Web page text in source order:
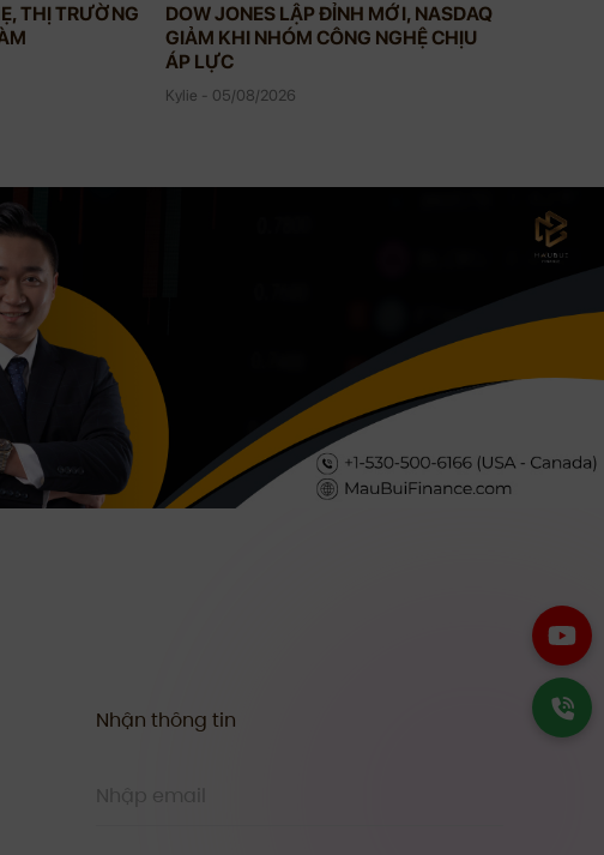
THỊ TRƯỜNG
DOW JONES LẬP ĐỈNH MỚI, NASDAQ
GIẢM KHI NHÓM CÔNG NGHỆ CHỊU
ÁP LỰC
Kylie - 05/08/2026
Nhận thông tin